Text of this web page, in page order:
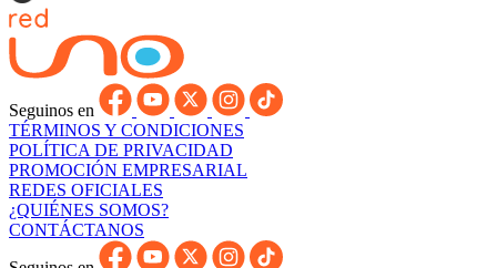
Seguinos en
TÉRMINOS Y CONDICIONES
POLÍTICA DE PRIVACIDAD
PROMOCIÓN EMPRESARIAL
REDES OFICIALES
¿QUIÉNES SOMOS?
CONTÁCTANOS